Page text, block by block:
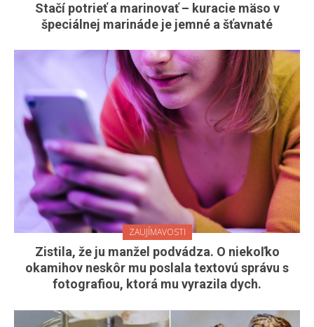
Stačí potrieť a marinovať – ​​kuracie mäso v
špeciálnej marináde je jemné a šťavnaté
ZAUJÍMAVOSTI
Zistila, že ju manžel podvádza. O niekoľko
okamihov neskôr mu poslala textovú správu s
fotografiou, ktorá mu vyrazila dych.